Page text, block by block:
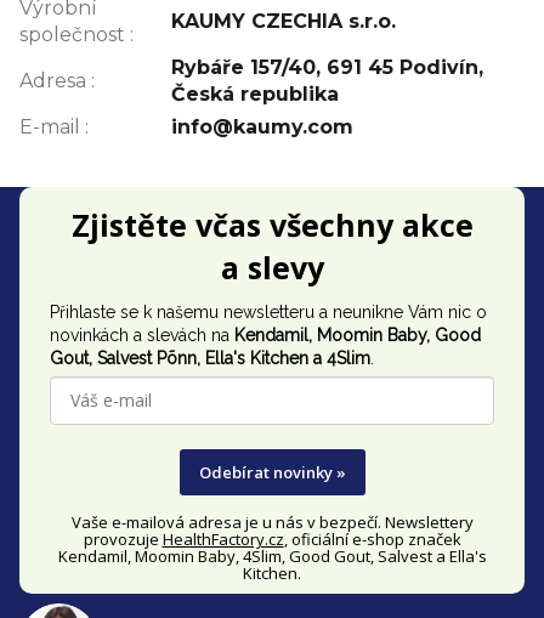
Výrobní
společnost :
KAUMY CZECHIA s.r.o.
Adresa :
Rybáře 157/40, 691 45 Podivín,
Česká republika
E-mail : info@kaumy.com
Z
Zjistěte včas všechny akce
a slevy
Přihlaste se k našemu newsletteru a neunikne Vám nic o
novinkách a slevách na Kendamil, Moomin Baby, Good
Gout, Salvest Põnn, Ella's Kitchen a 4Slim.
Odebírat novinky »
Vaše e-mailová adresa je u nás v bezpečí. Newslettery
provozuje HealthFactory.cz, oficiálníe-shop značek
Kendamil, Moomin Baby, 4Slim, Good Gout, Salvest a Ella's
Kitchen.